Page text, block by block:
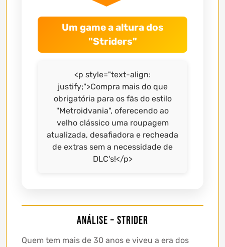
Um game a altura dos
"Striders"
<p style="text-align:
justify;">Compra mais do que
obrigatória para os fãs do estilo
"Metroidvania", oferecendo ao
velho clássico uma roupagem
atualizada, desafiadora e recheada
de extras sem a necessidade de
DLC's!</p>
Análise – Strider
Quem tem mais de 30 anos e viveu a era dos